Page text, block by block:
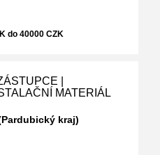
do 40000 CZK
|
MATERIÁL
kraj)